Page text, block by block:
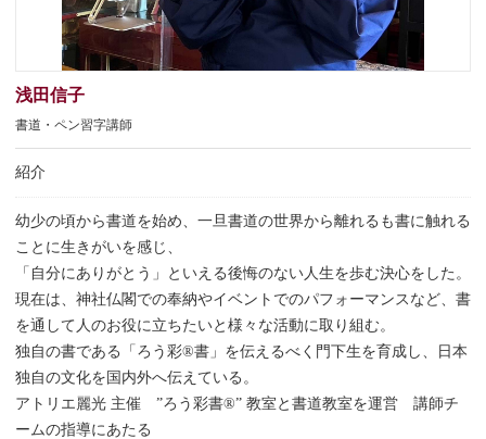
浅田信子
書道・ペン習字講師
紹介
幼少の頃から書道を始め、一旦書道の世界から離れるも書に触れる
ことに生きがいを感じ、
「自分にありがとう」といえる後悔のない人生を歩む決心をした。
現在は、神社仏閣での奉納やイベントでのパフォーマンスなど、書
を通して人のお役に立ちたいと様々な活動に取り組む。
独自の書である「ろう彩®️書」を伝えるべく門下生を育成し、日本
独自の文化を国内外へ伝えている。
アトリエ麗光 主催 ”ろう彩書®️” 教室と書道教室を運営 講師チ
ームの指導にあたる